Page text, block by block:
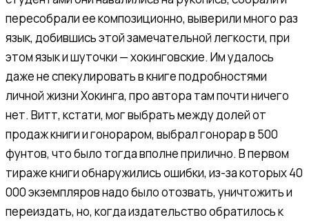
пересобрали ее композиционно, выверили много раз
язык, добившись этой замечательной легкости, при
этом язык и шуточки — хокинговские. Им удалось
даже не спекулировать в книге подробностями
личной жизни Хокинга, про автора там почти ничего
нет. Витт, кстати, мог выбрать между долей от
продаж книги и гонораром, выбрал гонорар в 500
фунтов, что было тогда вполне прилично. В первом
тираже книги обнаружились ошибки, из-за которых 40
000 экземпляров надо было отозвать, уничтожить и
переиздать, но, когда издательство обратилось к